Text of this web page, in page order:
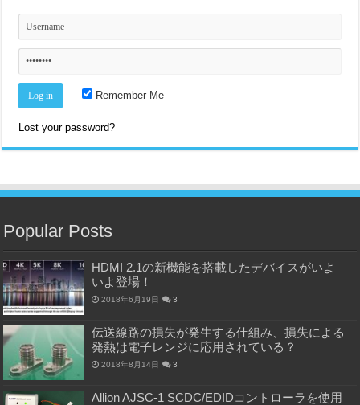
Remember Me
Lost your password?
Popular Posts
HDMI 2.1の新機能を搭載したデバイスがいよ
いよ登場！
2018年6月19日 3
伝送線路の損失が発生する仕組み、損失による
発熱は電子レンジに応用されている？
2018年8月14日 3
Allion AJSC-1 SCDC/EDIDコントローラを使用